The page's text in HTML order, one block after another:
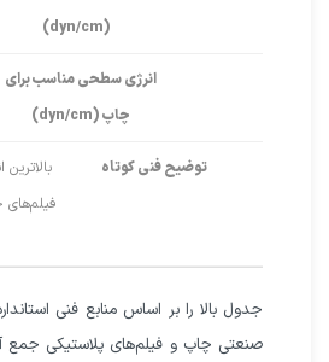
(dyn/cm)
انرژی سطحی مناسب برای
چاپ (dyn/cm)
توضیح فنی کوتاه
فیلم‌های
جدول بالا را بر اساس منابع فنی
صنعتی چاپ و فیلم‌های پلاستیکی جمع